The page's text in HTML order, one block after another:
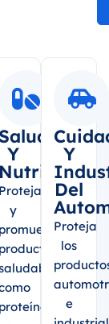
Y
Nutrición
Proteja
y
promueva
productos
proteínas
Y
Del
Proteja
los
e